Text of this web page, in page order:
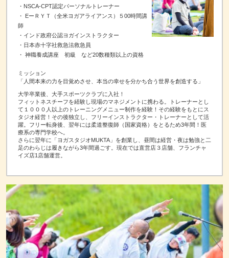
・NSCA-CPT認定パーソナルトレーナー
・ EーＲＹＴ（全米ヨガアライアンス）５00時間講
師
・インド政府公認ヨガインストラクター
・日本赤十字社救急法救急員
・ 神職養成講座 初級 など20数種類以上の資格
ミッション
「人間本来の力を目覚めさせ、本当の幸せを分かち合う世界を創造する」
大学卒業後、大手スポーツクラブに入社！
フィットネスチーフを経験し現場のマネジメントに携わる。トレーナーとし
て１０００人以上のトレーニングメニュー制作を経験！その経験をもとにス
タジオ経営！その後独立し、フリーインストラクター・トレーナーとして活
躍。フリー転身後、翌年には柔道整復師（国家資格）をとるため3年間！医
療系の専門学校へ。
さらに翌年に「ヨガスタジオMUKTA」を創業し、昼間は経営・夜は勉強と二
足のわらじは履きながら3年間過ごす。現在では直営店３店舗、フランチャ
イズ店1店舗運営。